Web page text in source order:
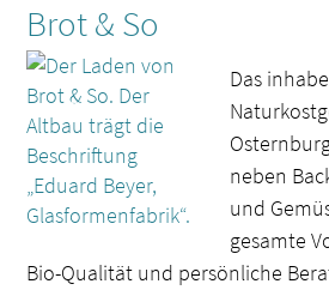
Brot & So
Das
neben
und
gesamte
Bio-Qualität und persönliche